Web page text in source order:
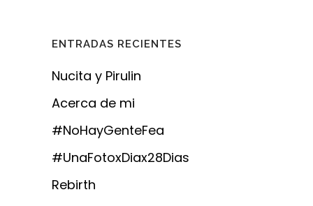
ENTRADAS RECIENTES
Nucita y Pirulin
Acerca de mi
#NoHayGenteFea
#UnaFotoxDiax28Dias
Rebirth